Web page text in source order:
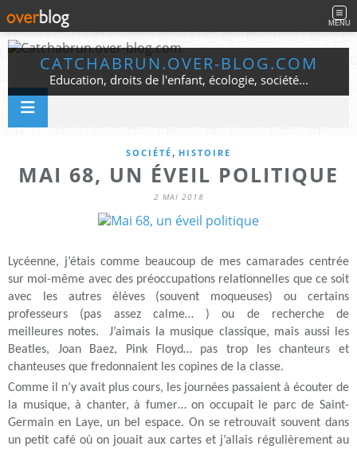
MENU
CATCHABRUN.OVER-BLOG.COM
Education, droits de l'enfant, écologie, société...
SOCIÉTÉ , HISTOIRE
MAI 68, UN ÉVEIL POLITIQUE
2 MAI 2018
Lycéenne, j’étais comme beaucoup de mes camarades centrée
sur moi-même avec des préoccupations relationnelles que ce soit
avec les autres élèves (souvent moqueuses) ou certains
professeurs (pas assez calme… ) ou de recherche de
meilleures notes. J’aimais la musique classique, mais aussi les
Beatles, Joan Baez, Pink Floyd… pas trop les chanteurs et
chanteuses que fredonnaient les copines de la classe.
Comme il n’y avait plus cours, les journées passaient à écouter de
la musique, à chanter, à fumer… on occupait le parc de Saint-
Germain en Laye, un bel espace. On se retrouvait souvent dans
un petit café où on jouait aux cartes et j’allais régulièrement au